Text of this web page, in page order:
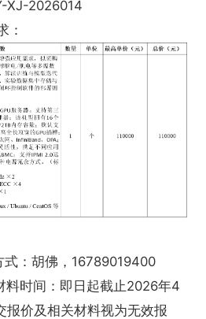
XJ-2026014
：
式：胡佛，16789019400
料时间：即日起截止2026年4
报价及相关材料视为无效报